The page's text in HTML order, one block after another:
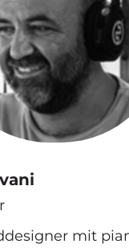
mit